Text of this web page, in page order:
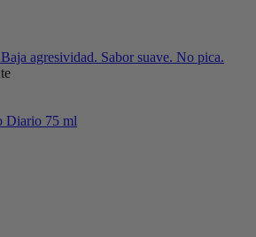
agresividad. Sabor suave. No pica.